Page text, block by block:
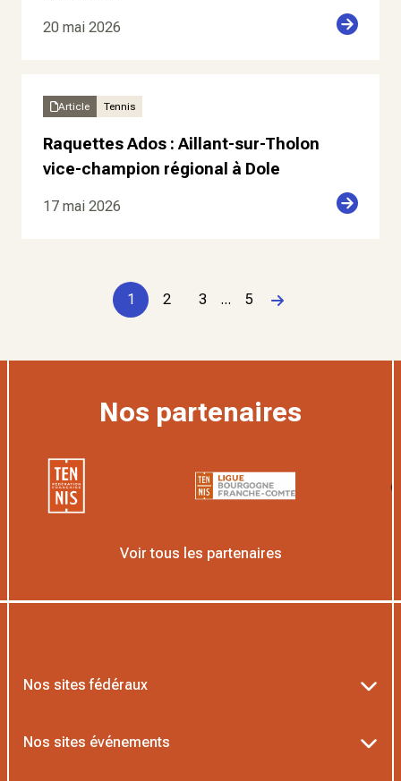
20 mai 2026
Article Tennis
Raquettes Ados : Aillant-sur-Tholon
vice-champion régional à Dole
17 mai 2026
1 2 3 ... 5
Page suivante
Nos partenaires
Voir tous les partenaires
Nos sites fédéraux
Nos sites événements